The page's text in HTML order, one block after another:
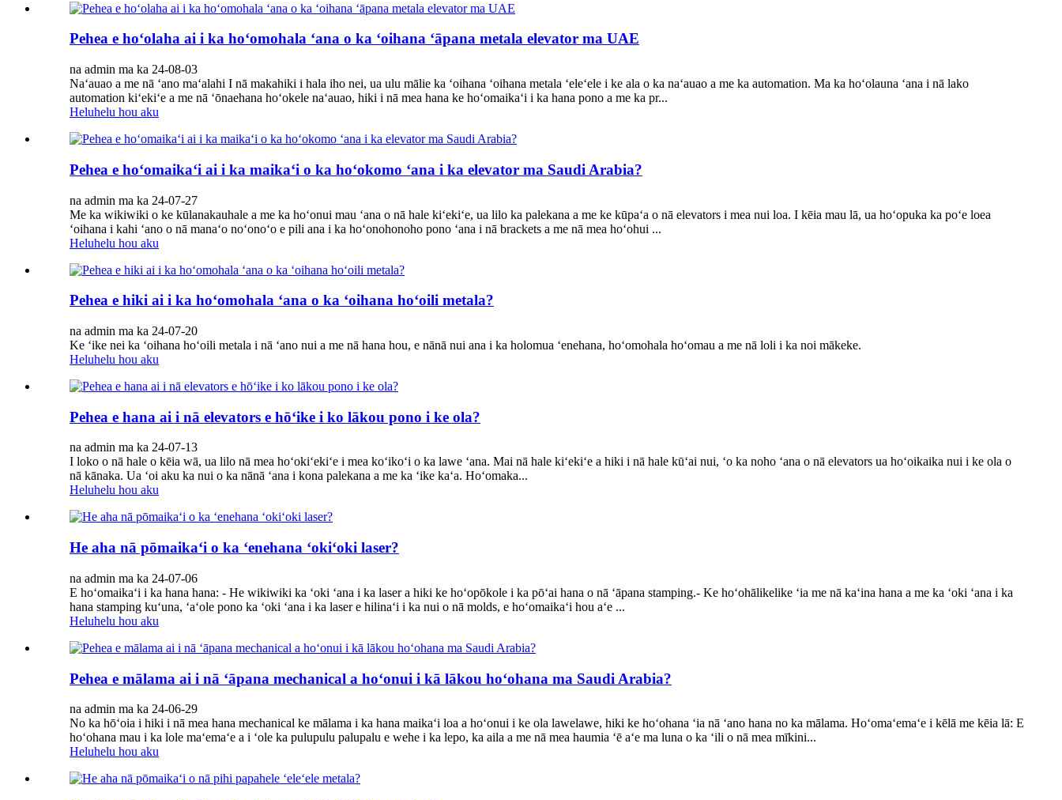
Pehea e hoʻolaha ai i ka hoʻomohala ʻana o ka ʻoihana ʻāpana metala elevator ma UAE
na admin ma ka 24-08-03
Naʻauao a me nā ʻano maʻalahi I nā makahiki i hala iho nei, ua ulu mālie ka ʻoihana ʻoihana metala ʻeleʻele i ke ala o ka naʻauao a me ka automation. Ma ka hoʻolauna ʻana i nā lako
automation kiʻekiʻe a me nā ʻōnaehana hoʻokele naʻauao, hiki i nā mea hana ke hoʻomaikaʻi i ka hana pono a me ka pr...
Heluhelu hou aku
Pehea e hoʻomaikaʻi ai i ka maikaʻi o ka hoʻokomo ʻana i ka elevator ma Saudi Arabia?
na admin ma ka 24-07-27
Me ka wikiwiki o ke kūlanakauhale a me ka hoʻonui mau ʻana o nā hale kiʻekiʻe, ua lilo ka palekana a me ke kūpaʻa o nā elevators i mea nui loa. I kēia mau lā, ua hoʻopuka ka poʻe loea
ʻoihana i kahi ʻano o nā manaʻo noʻonoʻo e pili ana i ka hoʻonohonoho pono ʻana i nā brackets a me nā mea hoʻohui ...
Heluhelu hou aku
Pehea e hiki ai i ka hoʻomohala ʻana o ka ʻoihana hoʻoili metala?
na admin ma ka 24-07-20
Ke ʻike nei ka ʻoihana hoʻoili metala i nā ʻano nui a me nā hana hou, e nānā nui ana i ka holomua ʻenehana, hoʻomohala hoʻomau a me nā loli i ka noi mākeke.
Heluhelu hou aku
Pehea e hana ai i nā elevators e hōʻike i ko lākou pono i ke ola?
na admin ma ka 24-07-13
I loko o nā hale o kēia wā, ua lilo nā mea hoʻokiʻekiʻe i mea koʻikoʻi o ka lawe ʻana. Mai nā hale kiʻekiʻe a hiki i nā hale kūʻai nui, ʻo ka noho ʻana o nā elevators ua hoʻoikaika nui i ke ola o
nā kānaka. Ua ʻoi aku ka nui o ka nānā ʻana i kona palekana a me ka ʻike kaʻa. Hoʻomaka...
Heluhelu hou aku
He aha nā pōmaikaʻi o ka ʻenehana ʻokiʻoki laser?
na admin ma ka 24-07-06
E hoʻomaikaʻi i ka hana hana: - He wikiwiki ka ʻoki ʻana i ka laser a hiki ke hoʻopōkole i ka pōʻai hana o nā ʻāpana stamping.- Ke hoʻohālikelike ʻia me nā kaʻina hana a me ka ʻoki ʻana i ka
hana stamping kuʻuna, ʻaʻole pono ka ʻoki ʻana i ka laser e hilinaʻi i ka nui o nā molds, e hoʻomaikaʻi hou aʻe ...
Heluhelu hou aku
Pehea e mālama ai i nā ʻāpana mechanical a hoʻonui i kā lākou hoʻohana ma Saudi Arabia?
na admin ma ka 24-06-29
No ka hōʻoia i hiki i nā mea hana mechanical ke mālama i ka hana maikaʻi loa a hoʻonui i ke ola lawelawe, hiki ke hoʻohana ʻia nā ʻano hana no ka mālama. Hoʻomaʻemaʻe i kēlā me kēia lā: E
hoʻohana mau i ka lole maʻemaʻe a i ʻole ka pulupulu palupalu e wehe i ka lepo, ka aila a me nā mea haumia ʻē aʻe ma luna o ka ʻili o nā mea mīkini...
Heluhelu hou aku